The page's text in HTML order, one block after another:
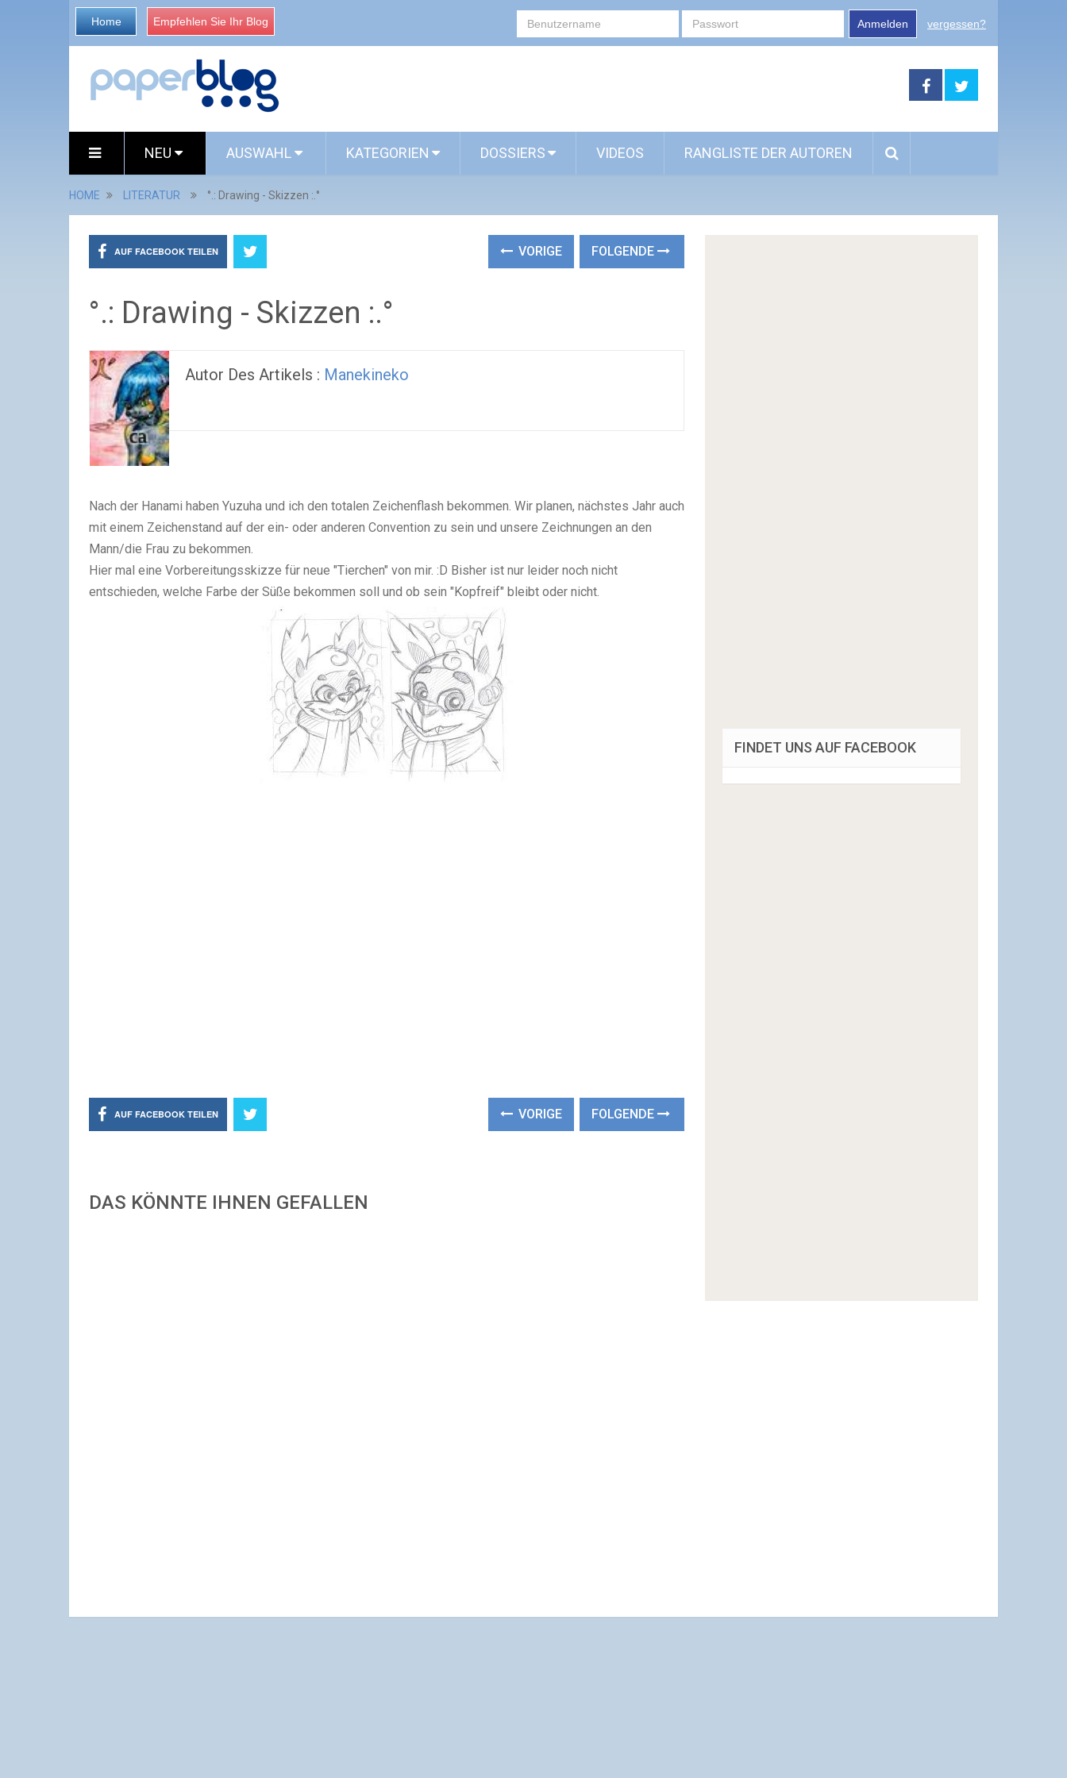
Home Empfehlen Sie Ihr Blog Anmelden vergessen?
NEU AUSWAHL KATEGORIEN DOSSIERS VIDEOS RANGLISTE DER AUTOREN
HOME LITERATUR °.: Drawing - Skizzen :.°
AUF FACEBOOK TEILEN VORIGE FOLGENDE
°.: Drawing - Skizzen :.°
Autor Des Artikels : Manekineko
Nach der Hanami haben Yuzuha und ich den totalen Zeichenflash bekommen. Wir planen, nächstes Jahr auch
mit einem Zeichenstand auf der ein- oder anderen Convention zu sein und unsere Zeichnungen an den
Mann/die Frau zu bekommen.
Hier mal eine Vorbereitungsskizze für neue "Tierchen" von mir. :D Bisher ist nur leider noch nicht
entschieden, welche Farbe der Süße bekommen soll und ob sein "Kopfreif" bleibt oder nicht.
AUF FACEBOOK TEILEN VORIGE FOLGENDE
DAS KÖNNTE IHNEN GEFALLEN
FINDET UNS AUF FACEBOOK